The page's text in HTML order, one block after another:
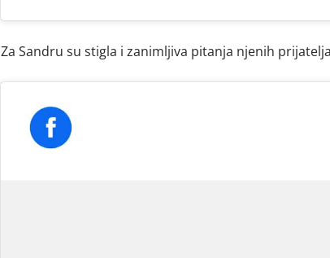
Za Sandru su stigla i zanimljiva pitanja njenih